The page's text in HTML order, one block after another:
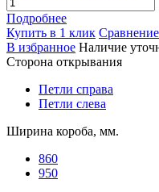
Подробнее
Купить в 1 клик Сравнение
В избранное Наличие
Сторона открывания
Петли справа
Петли слева
Ширина короба, мм.
860
950